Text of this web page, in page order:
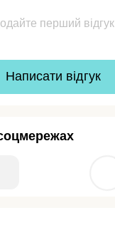
перший відгук
Написати відгук